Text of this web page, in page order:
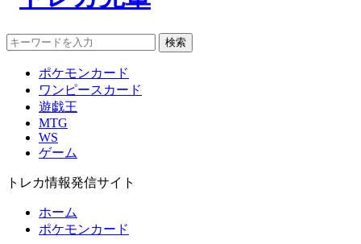
検索
ポケモンカード
ワンピースカード
遊戯王
MTG
WS
ゲーム
トレカ情報発信サイト
ホーム
ポケモンカード